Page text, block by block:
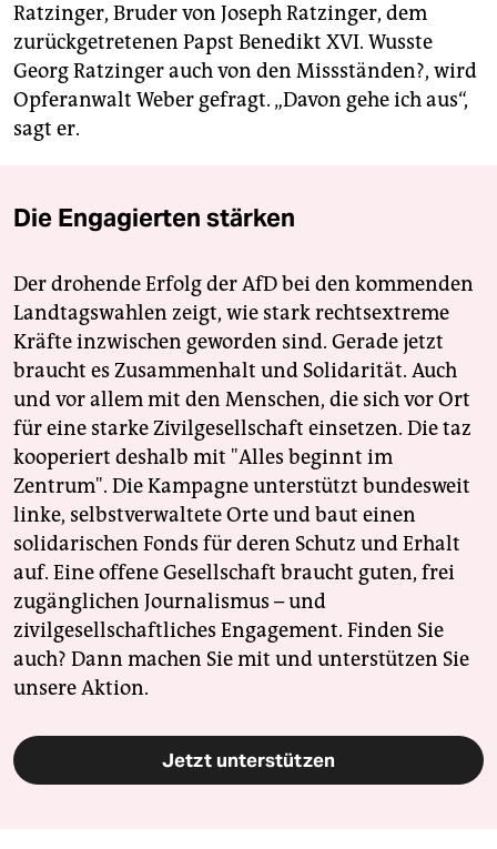
Ratzinger, Bruder von Joseph Ratzinger, dem
zurückgetretenen Papst Benedikt XVI. Wusste
Georg Ratzinger auch von den Missständen?, wird
Opferanwalt Weber gefragt. „Davon gehe ich aus“,
sagt er.
Die Engagierten stärken
Der drohende Erfolg der AfD bei den kommenden
Landtagswahlen zeigt, wie stark rechtsextreme
Kräfte inzwischen geworden sind. Gerade jetzt
braucht es Zusammenhalt und Solidarität. Auch
und vor allem mit den Menschen, die sich vor Ort
für eine starke Zivilgesellschaft einsetzen. Die taz
kooperiert deshalb mit "Alles beginnt im
Zentrum". Die Kampagne unterstützt bundesweit
linke, selbstverwaltete Orte und baut einen
solidarischen Fonds für deren Schutz und Erhalt
auf. Eine offene Gesellschaft braucht guten, frei
zugänglichen Journalismus – und
zivilgesellschaftliches Engagement. Finden Sie
auch? Dann machen Sie mit und unterstützen Sie
unsere Aktion.
Jetzt unterstützen